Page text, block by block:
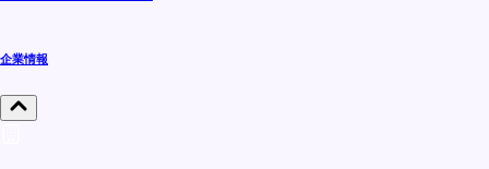
企業情報